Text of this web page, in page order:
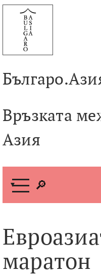
Към
съдържанието
Връзката
Азия
М
н
маратон